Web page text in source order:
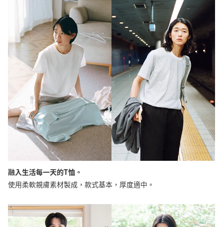
融入生活每一天的T恤。
使用柔軟親膚素材製成，款式基本，厚度適中。